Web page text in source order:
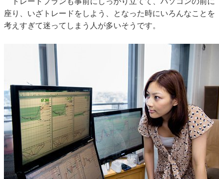
座り、いざトレードをしよう、となった時にいろんなことを
考えすぎて迷ってしまう人が多いそうです。